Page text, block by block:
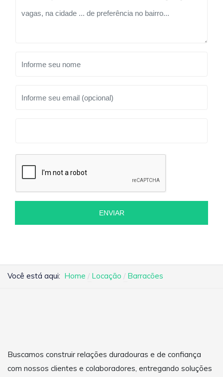
ENVIAR
Você está aqui: Home Locação Barracões
Buscamos construir relações duradouras e de confiança
com nossos clientes e colaboradores, entregando soluções